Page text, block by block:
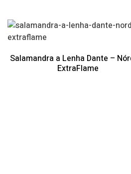
Salamandra a Lenha Dante –
ExtraFlame